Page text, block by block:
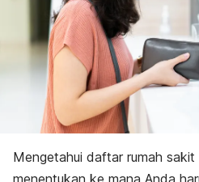
Mengetahui daftar rumah
menentukan ke mana Anda